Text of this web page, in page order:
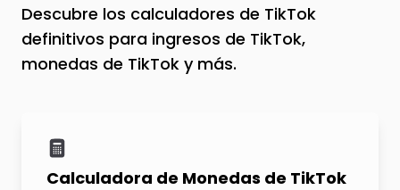
Descubre los calculadores de TikTok
definitivos para ingresos de TikTok,
monedas de TikTok y más.
Calculadora de Monedas de TikTok